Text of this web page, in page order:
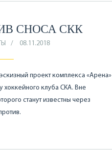
СНОСА СКК
08.11.2018
проект комплекса «Арена»
хоккейного клуба СКА. Вне
станут известны через